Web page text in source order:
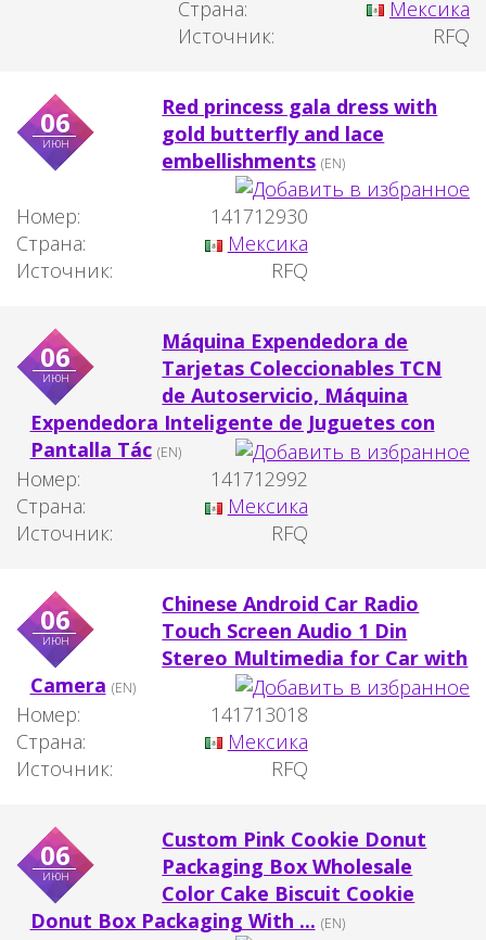
Страна:
Мексика
Источник:
RFQ
06
июн
Red princess gala dress with
gold butterfly and lace
embellishments (EN)
Номер:
141712930
Страна:
Мексика
Источник:
RFQ
06
июн
Máquina Expendedora de
Tarjetas Coleccionables TCN
de Autoservicio, Máquina
Expendedora Inteligente de Juguetes con
Pantalla Tác (EN)
Номер:
141712992
Страна:
Мексика
Источник:
RFQ
06
июн
Chinese Android Car Radio
Touch Screen Audio 1 Din
Stereo Multimedia for Car with
Camera (EN)
Номер:
141713018
Страна:
Мексика
Источник:
RFQ
06
июн
Custom Pink Cookie Donut
Packaging Box Wholesale
Color Cake Biscuit Cookie
Donut Box Packaging With ... (EN)